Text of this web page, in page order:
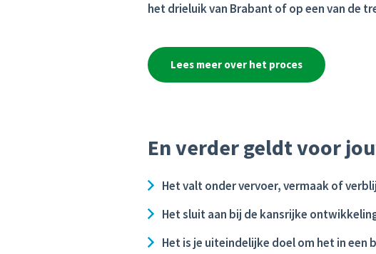
hetdrieluik van Brabantof op een van de
Lees meer over het proces
En verder geldt voor
Het valt onder vervoer, vermaak of
Het sluit aan bij de kansrijke
Het is je uiteindelijke doel om het in een